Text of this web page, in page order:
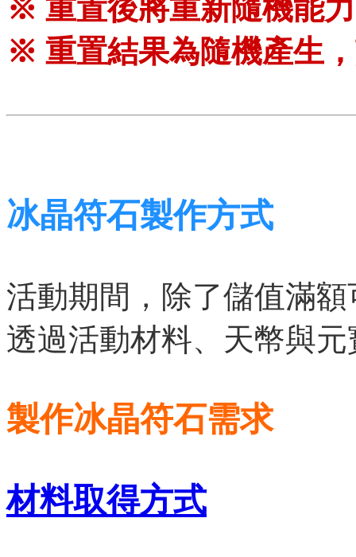
※ 重置後將重新隨機能
※ 重置結果為隨機產生
冰晶符石製作方式
活動期間，除了儲值滿
透過活動材料、天幣與
製作冰晶符石需求
材料取得方式